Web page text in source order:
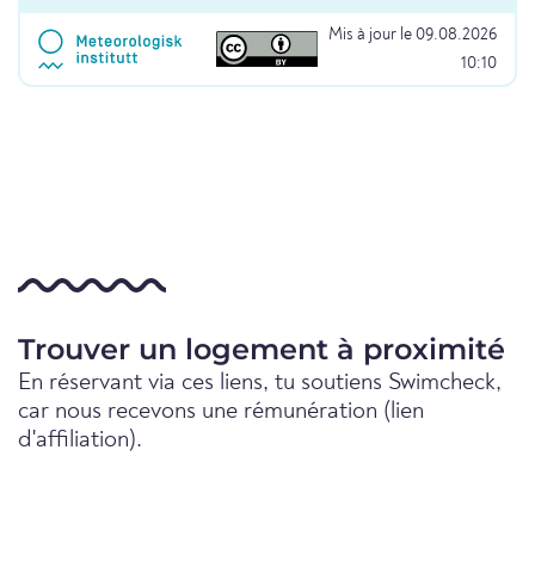
Mis à jour le 09.08.2026
10:10
Trouver un logement à proximité
En réservant via ces liens, tu soutiens Swimcheck,
car nous recevons une rémunération (lien
d'affiliation).